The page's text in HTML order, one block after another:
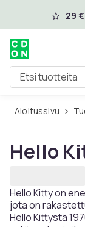
Ohita ja29
Etsi tuotteita
Aloitussivu
Hello
Hello Kitty on
jota on
Hello Kittystä